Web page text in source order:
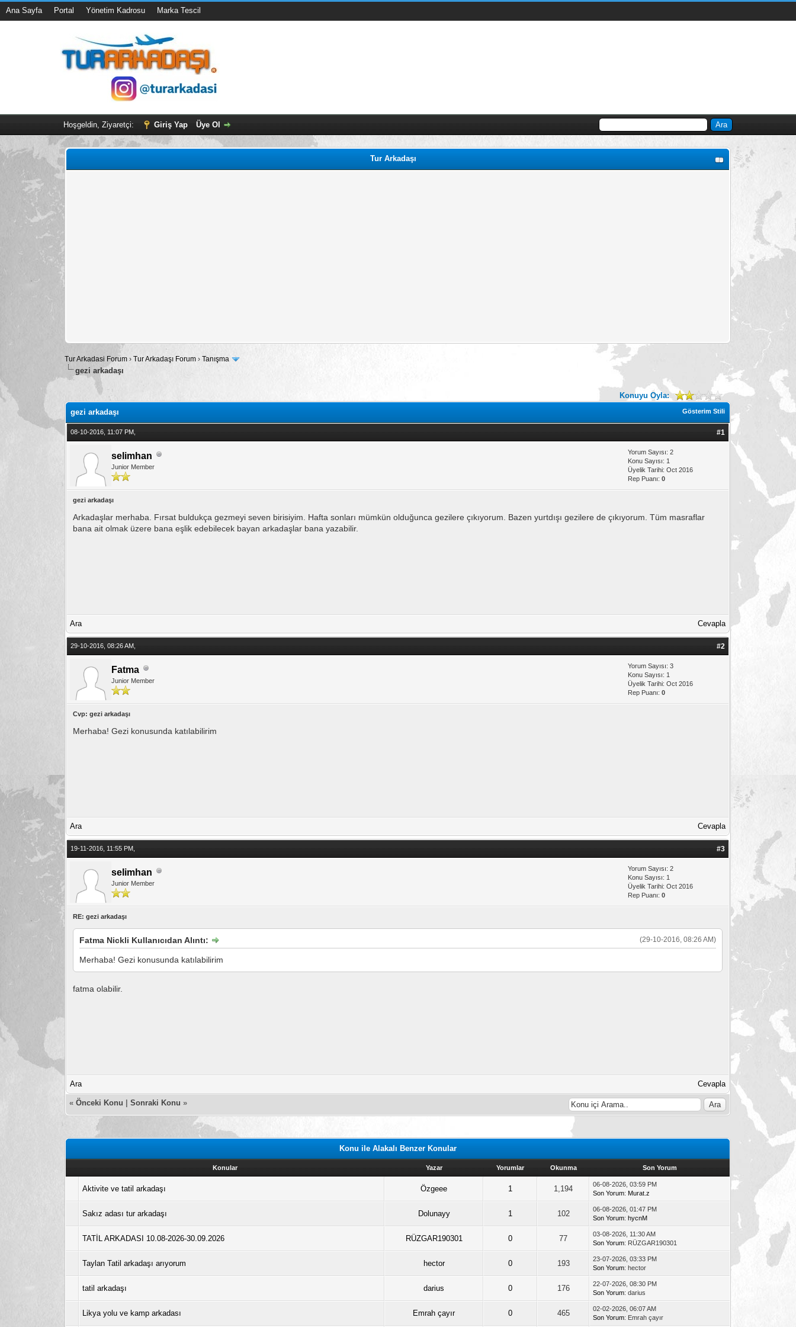
Ana Sayfa Portal Yönetim Kadrosu Marka Tescil
Hoşgeldin, Ziyaretçi: Giriş Yap Üye Ol
Tur Arkadaşı
Tur Arkadasi Forum ›Tur Arkadaşı Forum ›Tanışma
gezi arkadaşı
Konuyu Oyla:
Toplam: 1 Oy - Ortalama: 2
Gösterim Stili
gezi arkadaşı
08-10-2016, 11:07 PM, #1
selimhan
Junior Member
Yorum Sayısı: 2
Konu Sayısı: 1
Üyelik Tarihi: Oct 2016
Rep Puanı:0
gezi arkadaşı
Arkadaşlar merhaba. Fırsat buldukça gezmeyi seven birisiyim. Hafta sonları mümkün olduğunca gezilere çıkıyorum. Bazen yurtdışı gezilere de çıkıyorum. Tüm masraflar
bana ait olmak üzere bana eşlik edebilecek bayan arkadaşlar bana yazabilir.
Ara Cevapla
29-10-2016, 08:26 AM, #2
Fatma
Junior Member
Yorum Sayısı: 3
Konu Sayısı: 1
Üyelik Tarihi: Oct 2016
Rep Puanı:0
Cvp: gezi arkadaşı
Merhaba! Gezi konusunda katılabilirim
Ara Cevapla
19-11-2016, 11:55 PM, #3
selimhan
Junior Member
Yorum Sayısı: 2
Konu Sayısı: 1
Üyelik Tarihi: Oct 2016
Rep Puanı:0
RE: gezi arkadaşı
(29-10-2016, 08:26 AM)
Fatma Nickli Kullanıcıdan Alıntı:
Merhaba! Gezi konusunda katılabilirim
fatma olabilir.
Ara Cevapla
«Önceki Konu |Sonraki Konu »
Konu ile Alakalı Benzer Konular
Konular Yazar Yorumlar Okunma Son Yorum
Aktivite ve tatil arkadaşı Özgeee 1 1,194
06-08-2026, 03:59 PM
Son Yorum: Murat.z
Sakız adası tur arkadaşı Dolunayy 1 102
06-08-2026, 01:47 PM
Son Yorum:hycnM
TATİL ARKADASI 10.08-2026-30.09.2026 RÜZGAR190301 0 77
03-08-2026, 11:30 AM
Son Yorum: RÜZGAR190301
Taylan Tatil arkadaşı arıyorum hector 0 193
23-07-2026, 03:33 PM
Son Yorum: hector
tatil arkadaşı darius 0 176
22-07-2026, 08:30 PM
Son Yorum: darius
Likya yolu ve kamp arkadası Emrah çayır 0 465
02-02-2026, 06:07 AM
Son Yorum: Emrah çayır